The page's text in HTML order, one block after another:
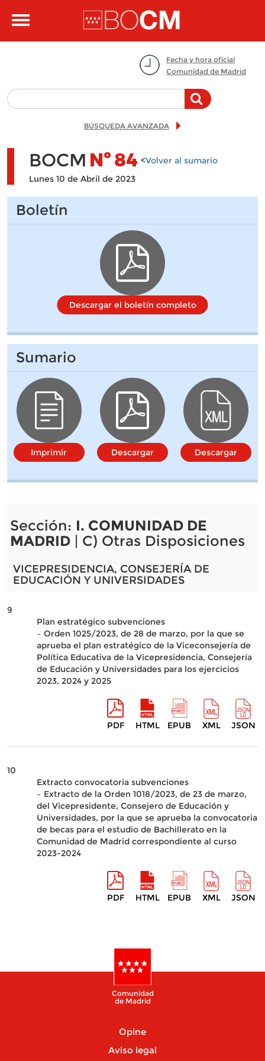
Toggle
Fecha y hora oficial
Comunidad de Madrid
BÚSQUEDA AVANZADA
BOCM Nº84 <Volver al sumario
Lunes 10 de Abril de 2023
Boletín
Descargar el boletín completo
Sumario
Imprimir Descargar Descargar
Sección: I. COMUNIDAD DE
MADRID| C) Otras Disposiciones
VICEPRESIDENCIA, CONSEJERÍA DE
EDUCACIÓN Y UNIVERSIDADES
9
Plan estratégico subvenciones
– Orden 1025/2023, de 28 de marzo, por la que se
aprueba el plan estratégico de la Viceconsejería de
Política Educativa de la Vicepresidencia, Consejería
de Educación y Universidades para los ejercicios
2023, 2024 y 2025
PDF HTML EPUB XML JSON
10
Extracto convocatoria subvenciones
– Extracto de la Orden 1018/2023, de 23 de marzo,
del Vicepresidente, Consejero de Educación y
Universidades, por la que se aprueba la convocatoria
de becas para el estudio de Bachillerato en la
Comunidad de Madrid correspondiente al curso
2023-2024
PDF HTML EPUB XML JSON
Comunidad
de Madrid
Opine
Aviso legal